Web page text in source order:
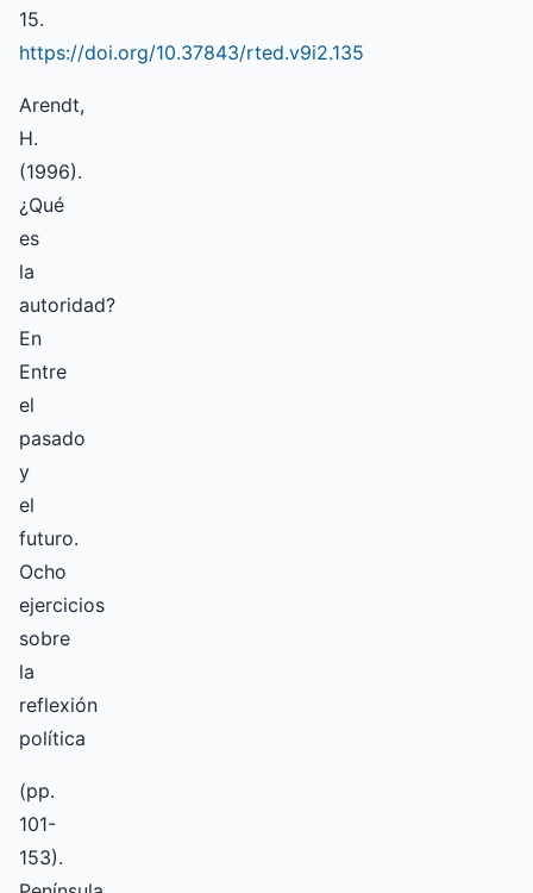
15.
https://doi.org/10.37843/rted.v9i2.135
Arendt,
H.
(1996).
¿Qué
es
la
autoridad?
En
Entre
el
pasado
y
el
futuro.
Ocho
ejercicios
sobre
la
reflexión
política
(pp.
101-
153).